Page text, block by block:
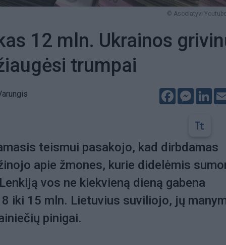
© Asociatyvi
12 mln. Ukrainos
trumpai
Facebook
teismui pasakojo, kad dirbdamas
apie žmones, kurie didelėmis
vos ne kiekvieną dieną gabena
iki 15 mln. Lietuvius suviliojo, jų
pinigai.